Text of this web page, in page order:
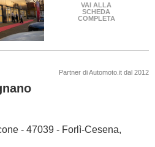
VAI ALLA
SCHEDA
COMPLETA
Partner di Automoto.it dal 2012
- 47039 - Forlì-Cesena,